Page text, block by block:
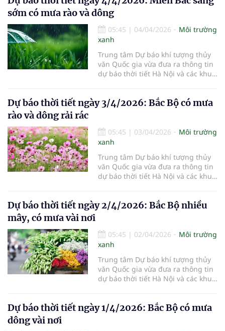
sớm có mưa rào và dông
05:45 | 04/04/2026
Môi trường
xanh
Trung tâm Dự báo khí tượng thủy
văn Quốc gia vừa đưa ra thông tin
dự báo thời tiết Hà Nội và các khu
Dự báo thời tiết ngày 3/4/2026: Bắc Bộ có mưa
rào và dông rải rác
05:45 | 03/04/2026
Môi trường
xanh
Trung tâm Dự báo khí tượng thủy
văn Quốc gia vừa đưa ra thông tin
dự báo thời tiết Hà Nội và các khu
Dự báo thời tiết ngày 2/4/2026: Bắc Bộ nhiều
mây, có mưa vài nơi
05:45 | 02/04/2026
Môi trường
xanh
Trung tâm Dự báo khí tượng thủy
văn Quốc gia vừa đưa ra thông tin
dự báo thời tiết Hà Nội và các khu
Dự báo thời tiết ngày 1/4/2026: Bắc Bộ có mưa
dông vài nơi